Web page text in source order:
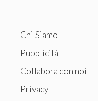
Chi Siamo
Pubblicità
Collabora con noi
Privacy